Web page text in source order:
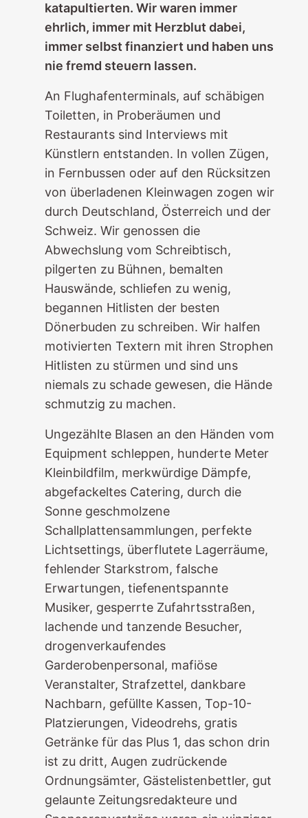
katapultierten. Wir waren immer
ehrlich, immer mit Herzblut dabei,
immer selbst finanziert und haben uns
nie fremd steuern lassen.
An Flughafenterminals, auf schäbigen
Toiletten, in Proberäumen und
Restaurants sind Interviews mit
Künstlern entstanden. In vollen Zügen,
in Fernbussen oder auf den Rücksitzen
von überladenen Kleinwagen zogen wir
durch Deutschland, Österreich und der
Schweiz. Wir genossen die
Abwechslung vom Schreibtisch,
pilgerten zu Bühnen, bemalten
Hauswände, schliefen zu wenig,
begannen Hitlisten der besten
Dönerbuden zu schreiben. Wir halfen
motivierten Textern mit ihren Strophen
Hitlisten zu stürmen und sind uns
niemals zu schade gewesen, die Hände
schmutzig zu machen.
Ungezählte Blasen an den Händen vom
Equipment schleppen, hunderte Meter
Kleinbildfilm, merkwürdige Dämpfe,
abgefackeltes Catering, durch die
Sonne geschmolzene
Schallplattensammlungen, perfekte
Lichtsettings, überflutete Lagerräume,
fehlender Starkstrom, falsche
Erwartungen, tiefenentspannte
Musiker, gesperrte Zufahrtsstraßen,
lachende und tanzende Besucher,
drogenverkaufendes
Garderobenpersonal, mafiöse
Veranstalter, Strafzettel, dankbare
Nachbarn, gefüllte Kassen, Top-10-
Platzierungen, Videodrehs, gratis
Getränke für das Plus 1, das schon drin
ist zu dritt, Augen zudrückende
Ordnungsämter, Gästelistenbettler, gut
gelaunte Zeitungsredakteure und